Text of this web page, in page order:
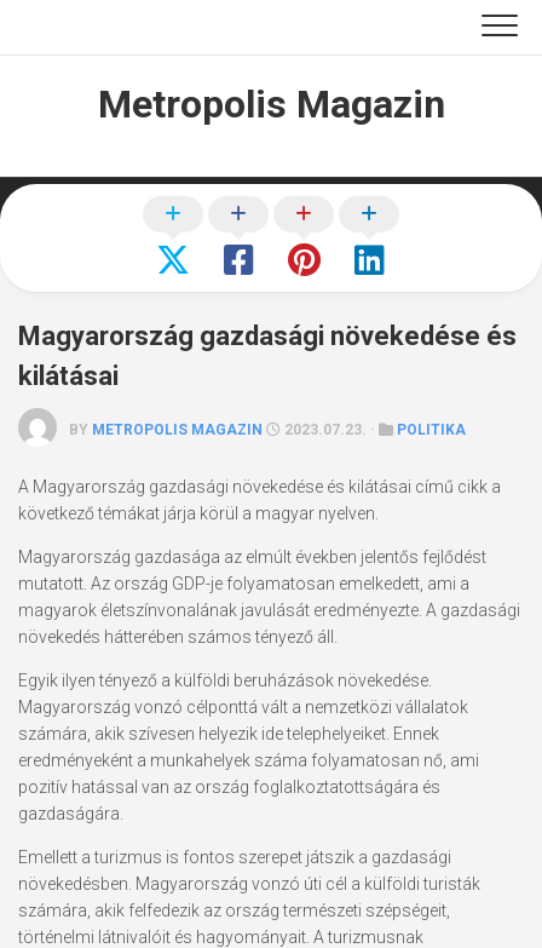
Metropolis Magazin
Magyarország gazdasági növekedése és
kilátásai
BY METROPOLIS MAGAZIN 2023.07.23. · POLITIKA
A Magyarország gazdasági növekedése és kilátásai című cikk a
következő témákat járja körül a magyar nyelven.
Magyarország gazdasága az elmúlt években jelentős fejlődést
mutatott. Az ország GDP-je folyamatosan emelkedett, ami a
magyarok életszínvonalának javulását eredményezte. A gazdasági
növekedés hátterében számos tényező áll.
Egyik ilyen tényező a külföldi beruházások növekedése.
Magyarország vonzó célponttá vált a nemzetközi vállalatok
számára, akik szívesen helyezik ide telephelyeiket. Ennek
eredményeként a munkahelyek száma folyamatosan nő, ami
pozitív hatással van az ország foglalkoztatottságára és
gazdaságára.
Emellett a turizmus is fontos szerepet játszik a gazdasági
növekedésben. Magyarország vonzó úti cél a külföldi turisták
számára, akik felfedezik az ország természeti szépségeit,
történelmi látnivalóit és hagyományait. A turizmusnak